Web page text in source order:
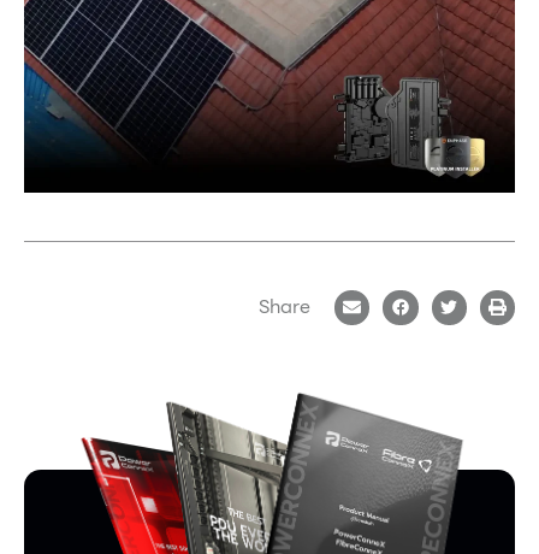
Share